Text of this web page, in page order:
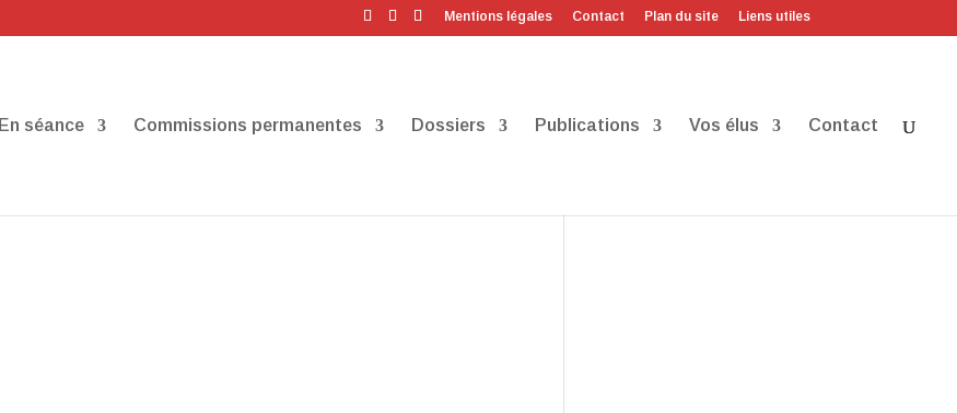
Mentions légales Contact Plan du site Liens utiles
En séance Commissions permanentes Dossiers Publications Vos élus Contact